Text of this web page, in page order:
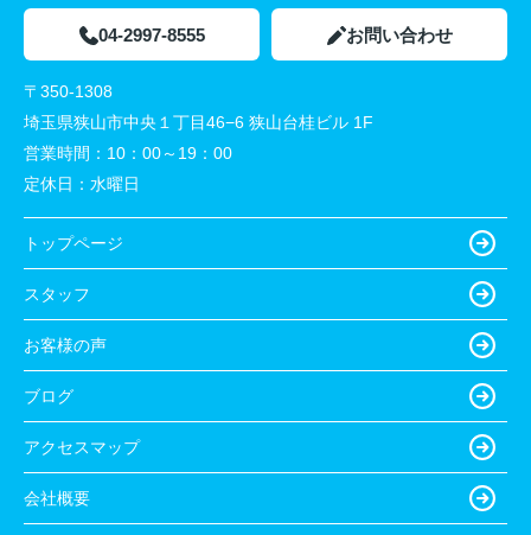
04-2997-8555 お問い合わせ
〒350-1308
埼玉県狭山市中央１丁目46−6 狭山台桂ビル 1F
営業時間： 10：00～19：00
定休日： 水曜日
トップページ
スタッフ
お客様の声
ブログ
アクセスマップ
会社概要